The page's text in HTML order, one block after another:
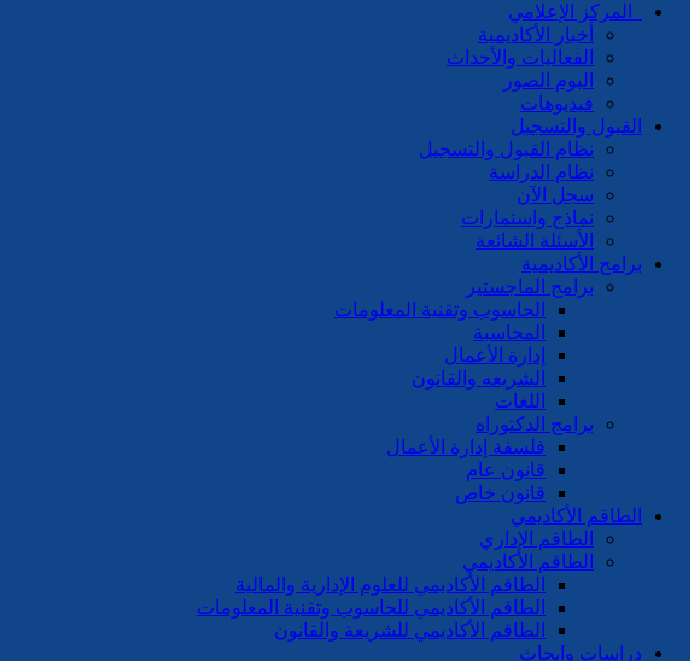
المركز الإعلامي
أخبار الأكاديمية
الفعاليات والأحداث
البوم الصور
فيديوهات
القبول والتسجيل
نظام القبول والتسجيل
نظام الدراسة
سجل الآن
نماذج واستمارات
الأسئلة الشائعة
برامج الأكاديمية
برامج الماجستير
الحاسوب وتقنية المعلومات
المحاسبة
إدارة الأعمال
الشريعه والقانون
اللغات
برامج الدكتوراه
فلسفة إدارة الأعمال
قانون عام
قانون خاص
الطاقم الأكاديمي
الطاقم الإداري
الطاقم الأكاديمي
الطاقم الأكاديمي للعلوم الإدارية والمالية
الطاقم الأكاديمي للحاسوب وتقنية المعلومات
الطاقم الأكاديمي للشريعة والقانون
دراسات وابحاث